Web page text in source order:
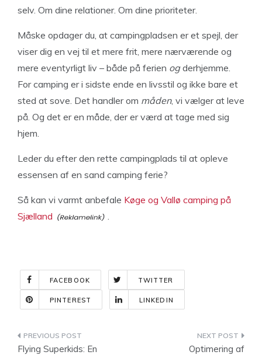
selv. Om dine relationer. Om dine prioriteter.
Måske opdager du, at campingpladsen er et spejl, der
viser dig en vej til et mere frit, mere nærværende og
mere eventyrligt liv – både på ferien ogderhjemme.
For camping er i sidste ende en livsstil og ikke bare et
sted at sove. Det handler om måden, vi vælger at leve
på. Og det er en måde, der er værd at tage med sig
hjem.
Leder du efter den rette campingplads til at opleve
essensen af en sand camping ferie?
Så kan vi varmt anbefale Køge og Vallø camping på
Sjælland
.
FACEBOOK TWITTER
PINTEREST LINKEDIN
Indlægsnavigation
Flying Superkids: En
Optimering af